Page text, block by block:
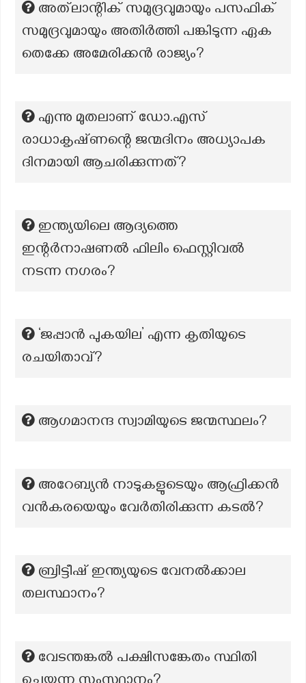
അത്‌ലാന്റിക് സമുദ്രവുമായും പസഫിക്
സമുദ്രവുമായും അതിർത്തി പങ്കിടുന്ന ഏക
തെക്കേ അമേരിക്കൻ രാജ്യം?
എന്നു മുതലാണ് ഡോ.എസ്
രാധാകൃഷ്‌ണന്റെ ജന്മദിനം അധ്യാപക
ദിനമായി ആചരിക്കുന്നത്?
ഇന്ത്യയിലെ ആദ്യത്തെ
ഇന്റർനാഷണൽ ഫിലിം ഫെസ്റ്റിവൽ
നടന്ന നഗരം?
‘ജപ്പാന്‍ പുകയില’ എന്ന കൃതിയുടെ
രചയിതാവ്?
ആഗമാനന്ദ സ്വാമിയുടെ ജന്മസ്ഥലം?
അറേബ്യൻ നാടുകളുടെയും ആഫ്രിക്കൻ
വൻകരയെയും വേർതിരിക്കുന്ന കടൽ?
ബ്രിട്ടീഷ് ഇന്ത്യയുടെ വേനൽക്കാല
തലസ്ഥാനം?
വേടന്തങ്കൽ പക്ഷിസങ്കേതം സ്ഥിതി